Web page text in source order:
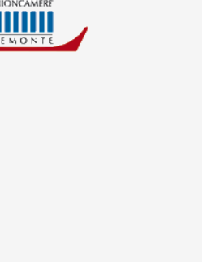
e trasparenza